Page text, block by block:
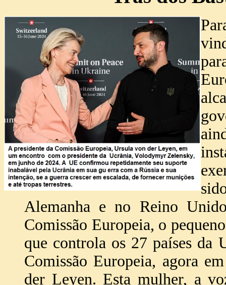
Alemanha e no Reino
Comissão Europeia, o
que controla os 27 países da
Comissão Europeia, agora
der Leyen. Esta mulher, a